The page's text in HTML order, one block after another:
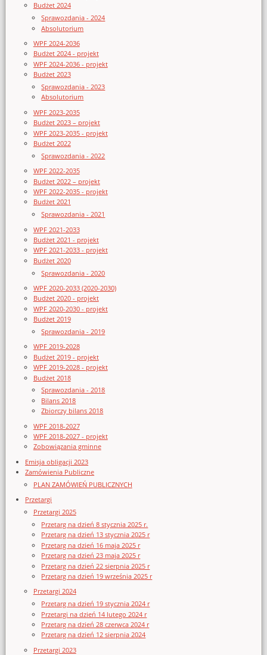
Budżet 2024
Sprawozdania - 2024
Absolutorium
WPF 2024-2036
Budżet 2024 - projekt
WPF 2024-2036 - projekt
Budżet 2023
Sprawozdania - 2023
Absolutorium
WPF 2023-2035
Budżet 2023 – projekt
WPF 2023-2035 - projekt
Budżet 2022
Sprawozdania - 2022
WPF 2022-2035
Budżet 2022 – projekt
WPF 2022-2035 - projekt
Budżet 2021
Sprawozdania - 2021
WPF 2021-2033
Budżet 2021 - projekt
WPF 2021-2033 - projekt
Budżet 2020
Sprawozdania - 2020
WPF 2020-2033 (2020-2030)
Budżet 2020 - projekt
WPF 2020-2030 - projekt
Budżet 2019
Sprawozdania - 2019
WPF 2019-2028
Budżet 2019 - projekt
WPF 2019-2028 - projekt
Budżet 2018
Sprawozdania - 2018
Bilans 2018
Zbiorczy bilans 2018
WPF 2018-2027
WPF 2018-2027 - projekt
Zobowiązania gminne
Emisja obligacji 2023
Zamówienia Publiczne
PLAN ZAMÓWIEŃ PUBLICZNYCH
Przetargi
Przetargi 2025
Przetarg na dzień 8 stycznia 2025 r.
Przetarg na dzień 13 stycznia 2025 r
Przetarg na dzień 16 maja 2025 r
Przetarg na dzień 23 maja 2025 r
Przetarg na dzień 22 sierpnia 2025 r
Przetarg na dzień 19 września 2025 r
Przetargi 2024
Przetarg na dzień 19 stycznia 2024 r
Przetargi na dzień 14 lutego 2024 r
Przetarg na dzień 28 czerwca 2024 r
Przetarg na dzień 12 sierpnia 2024
Przetargi 2023